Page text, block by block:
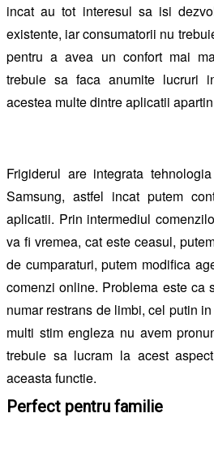
incat au tot interesul sa isi
existente, iar consumatorii nu
pentru a avea un confort mai
trebuie sa faca anumite lucruri
acestea multe dintre aplicatii
Frigiderul are integrata
Samsung, astfel incat putem
aplicatii. Prin intermediul
va fi vremea, cat este ceasul,
de cumparaturi, putem modifica
comenzi online. Problema este ca
numar restrans de limbi, cel putin
multi stim engleza nu avem
trebuie sa lucram la acest
aceasta functie.
Perfect pentru familie